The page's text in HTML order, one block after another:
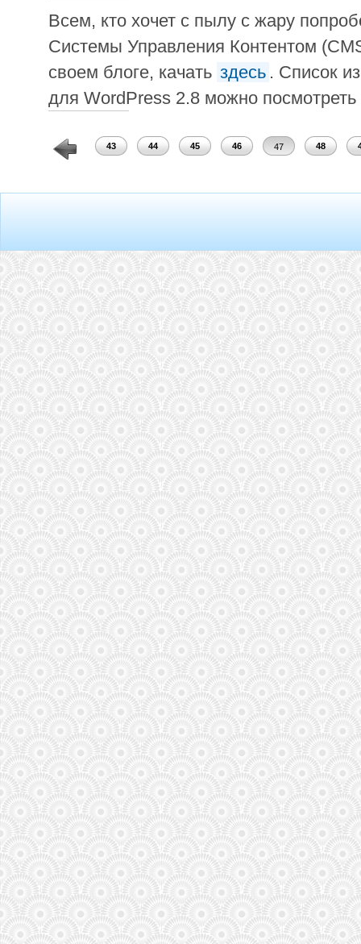
Всем, кто хочет с пылу с жару
Системы Управления Контентом
своем блоге, качать здесь . Список
для WordPress 2.8 можно посмотреть
42 43 44 45 46 47 48